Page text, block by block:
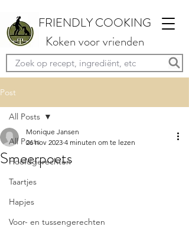
FRIENDLY COOKING
Koken voor vrienden
Post
All Posts
Hoofdgerechten
Taartjes
Hapjes
Voor- en tussengerechten
All Posts
Smeerpoets
Monique Jansen
26 nov 2023 4 minuten om te lezen